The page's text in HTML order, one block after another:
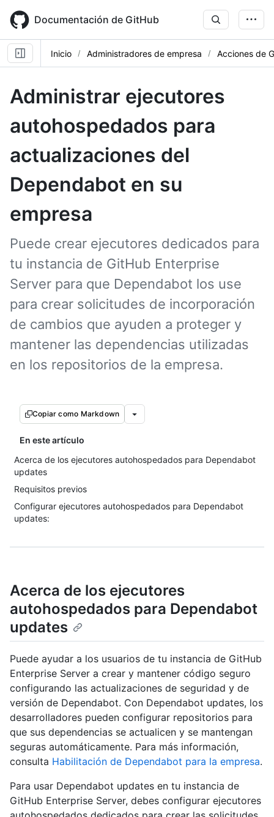
main
content
Documentación de GitHub
Inicio Administradores de empresa Acciones de
Administrar ejecutores
autohospedados para
actualizaciones del
Dependabot en su
empresa
Puede crear ejecutores dedicados para
tu instancia de GitHub Enterprise
Server para que Dependabot los use
para crear solicitudes de incorporación
de cambios que ayuden a proteger y
mantener las dependencias utilizadas
en los repositorios de la empresa.
Copiar como Markdown
En este artículo
Acerca de los ejecutores autohospedados para Dependabot
updates
Requisitos previos
Configurar ejecutores autohospedados para Dependabot
updates:
Acerca de los ejecutores
autohospedados para Dependabot
updates
Puede ayudar a los usuarios de tu instancia de GitHub
Enterprise Server a crear y mantener código seguro
configurando las actualizaciones de seguridad y de
versión de Dependabot. Con Dependabot updates, los
desarrolladores pueden configurar repositorios para
que sus dependencias se actualicen y se mantengan
seguras automáticamente. Para más información,
consulta Habilitación de Dependabot para la empresa.
Para usar Dependabot updates en tu instancia de
GitHub Enterprise Server, debes configurar ejecutores